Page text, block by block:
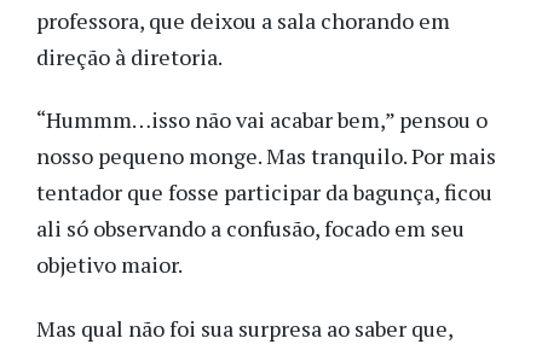
professora, que deixou a sala chorando em
direção à diretoria.
“Hummm…isso não vai acabar bem,” pensou o
nosso pequeno monge. Mas tranquilo. Por mais
tentador que fosse participar da bagunça, ficou
ali só observando a confusão, focado em seu
objetivo maior.
Mas qual não foi sua surpresa ao saber que,